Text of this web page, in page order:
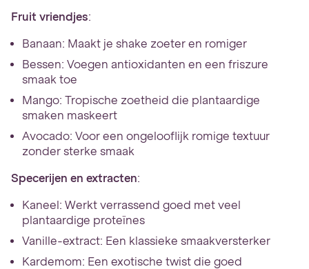
Fruit vriendjes:
Banaan: Maakt je shake zoeter en romiger
Bessen: Voegen antioxidanten en een friszure
smaak toe
Mango: Tropische zoetheid die plantaardige
smaken maskeert
Avocado: Voor een ongelooflijk romige textuur
zonder sterke smaak
Specerijen en extracten:
Kaneel: Werkt verrassend goed met veel
plantaardige proteïnes
Vanille-extract: Een klassieke smaakversterker
Kardemom: Een exotische twist die goed